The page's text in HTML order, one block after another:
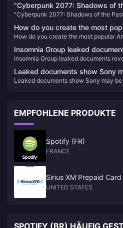
"Cyberpunk 2077: Shadows of
hours of new scenes, equivalent
"Cyberpunk 2077: Shadows of the
How do you create the most
Exclusive interview with Ergan,
"Beacon and Smoke" - detailed
How do you create the most popular
detailed interpretation of gameplay
Insomnia Group leaked
millions of active users
Insomnia Group leaked documents
Leaked documents show Sony
about Microsoft's acquisition of
Leaked documents show Sony may
EMPFOHLENE PRODUKTE
Spotify (FR)
FRANCE
Sirius XM Prepaid Card
UNITED STATES
SPOTIFY (BR) HÄUFIG